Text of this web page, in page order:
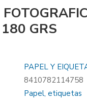
GRS
PAPEL Y
8410782114758
Papel, etiquetas